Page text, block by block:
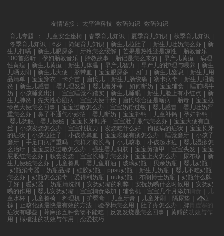
友情链接： 太平洋科技 数码知识
数码知识
育儿专题
： 儿童安全座椅 | 春季育儿知识 | 夏季育儿知识 | 秋季育儿知识 |
冬季育儿知识 | 6岁 | 简短育儿知识 | 新生儿拉肚子 | 新生儿吐奶怎么办 | 新
生儿打嗝 | 新生儿眼屎多 | 牙疼怎么缓解 | 芒果是热性还是凉性 | 胎教音乐
100首必听 | 孕妇胎教音乐 | 胎教故事 | 胎记是怎么来的 | 早产儿黄疸 | 病理
性黄疸 | 新生儿黄疸 | 新生儿体温 | 早产儿智力 | 早产儿的护理与喂养 | 新生
儿晒太阳 | 新生儿大便 | 脐带血 | 宝宝眼屎多 | 囟门 | 新生儿窒息 | 新生儿用
品清单 | 宝宝穿衣 | 卡介苗 | 唐氏儿 | 新生儿肠绞痛 | 寨卡病毒 | 新生儿泪囊
炎 | 新生儿感冒 | 婴儿理发器 | 婴儿磨牙棒 | 如何断奶 | 宝宝辅食 | 睡前喝牛
奶 | 小孩睡觉出汗 | 宝宝睡觉不踏实 | 新生儿睡眠 | 新生儿脸上有小红点 | 新
生儿肺炎 | 先天性心脏病 | 宝宝大便干燥 | 唐氏综合症是啥病 | 胎毒 | 宝宝拉
绿色大便怎么回事 | 宝宝过敏怎么办 | 宝宝奶粉过敏 | 婴儿感冒 | 婴儿吐奶严
重怎么办 | 鼻子不通气小妙招 | 婴儿断奶 | 宝宝补钙 | 儿童补钙 | 孕妇补钙 |
婴儿抚触 | 婴儿便秘 | 宝宝长牙顺序 | 宝宝肚子胀气怎么办 | 宝宝大便有血
丝 | 小孩发烧怎么办 | 宝宝抵抗力 | 发烧吃什么好 | 佝偻病的症状 | 宝宝长牙
的症状 | 小孩拉肚子 | 小孩流鼻血 | 宝宝喉咙有痰怎么办 | 睡觉磨牙 | 小孩子
磨牙 | 手足口病严重吗 | 怎样才能长高 | 小儿咳嗽 | 小孩起水痘 | 婴儿湿疹怎
么治疗 | 宝宝皮肤过敏怎么办 | 强生婴儿润肤 | 宝宝剪指甲 | 宝宝头发 | 宝宝
屁股红怎么办 | 积食发烧 | 宝宝长痱子怎么办 | 宝宝上火怎么办 | 尿布疹 | 新
生儿便秘怎么办 | 儿童餐具 | 婴儿鱼肝油 | 玻璃奶瓶 | 贝亲奶瓶 | 婴儿奶瓶 |
奶瓶消毒器 | 奶瓶品牌 | 硅胶奶瓶 | ppsu奶瓶 | 新生儿奶瓶 | 婴儿不吃奶瓶
怎么办 | 奶瓶怎么消毒 | 爱得利奶瓶 | nuk奶瓶 | 布朗博士奶瓶 | 奶瓶什么牌
子好 | 暖奶器 | 奶瓶清洗剂 | 安抚奶嘴的利弊 | 安抚奶嘴什么时候用 | 安抚奶
嘴的作用 | 婴儿安抚奶嘴 | 宝宝辅食添加 | 辅食机 | 宝宝几个月添加辅食 |
童水杯 | 儿童餐椅 | 料理机 | 护臀膏 | 儿童牙膏 | 儿童牙刷 | 隔尿垫
拉拉
裤 | 止咳化痰最快最有效的方法 | 验孕棒怎么用 | 肚子疼怎么办 | 脾胃虚寒的
症状有哪些 | 荨麻疹五种食物不能吃 | 反复发烧是怎么回事 | 黄鳝的功效与作
用 | 橄榄油的功效与作用 | 恋爱技巧